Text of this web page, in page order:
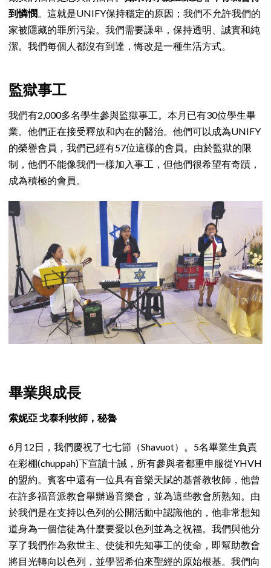
到憐憫。這就是UNIFY保持穩定的原因；我們不允許我們的
家被隱藏的罪所污染。我們需要謙卑，保持透明、誠實和純
潔。我們每個人都沒有到達，悔改是一種生活方式。
監獄事工
我們有2,000多名學生參與監獄事工。本月已有30位學生畢
業。他們正在接受釋放和內在的醫治。他們可以成為UNIFY
的榮譽會員，我們已經有57位這樣的會員。由於監獄的限
制，他們不能像我們一樣加入事工，但他們很希望有奇蹟，
成為積極的會員。
畢業與成長
索妮亞 戈泰利牧師，秘魯
6月12日，我們慶祝了七七節（Shavuot）。5名畢業生負責
在彩棚(chuppah)下宣讀十誡，所有參與者都重申服從YHVH
的盟約。賓客中還有一位具有音樂天賦的基督教牧師，他曾
在許多福音派教會舉辦過音樂會，並為這些教會所熟知。由
於我們是在支持以色列的公開活動中認識他的，他非常想知
道身為一個信徒為什麼要愛以色列並為之祝福。我們與他分
享了我們作為救世主、使徒和先知事工的使命，即幫助教會
將目光轉向以色列，並學習希伯來聖經的原始根基。我們向